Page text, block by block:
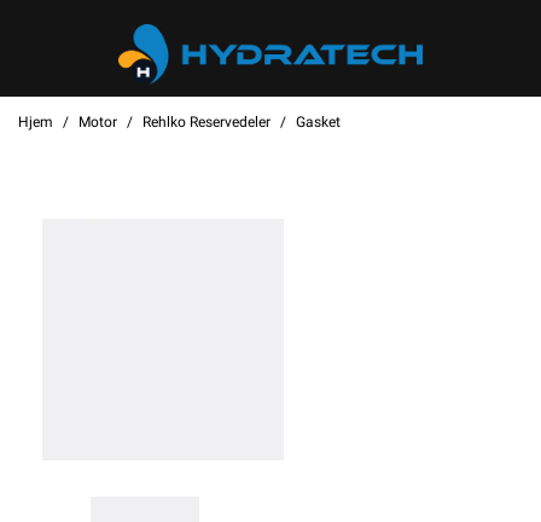
Hjem Motor Rehlko Reservedeler Gasket